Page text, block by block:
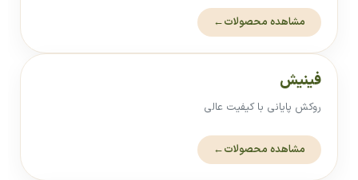
مشاهده محصولات←
فینیش
روکش پایانی با کیفیت عالی
مشاهده محصولات←